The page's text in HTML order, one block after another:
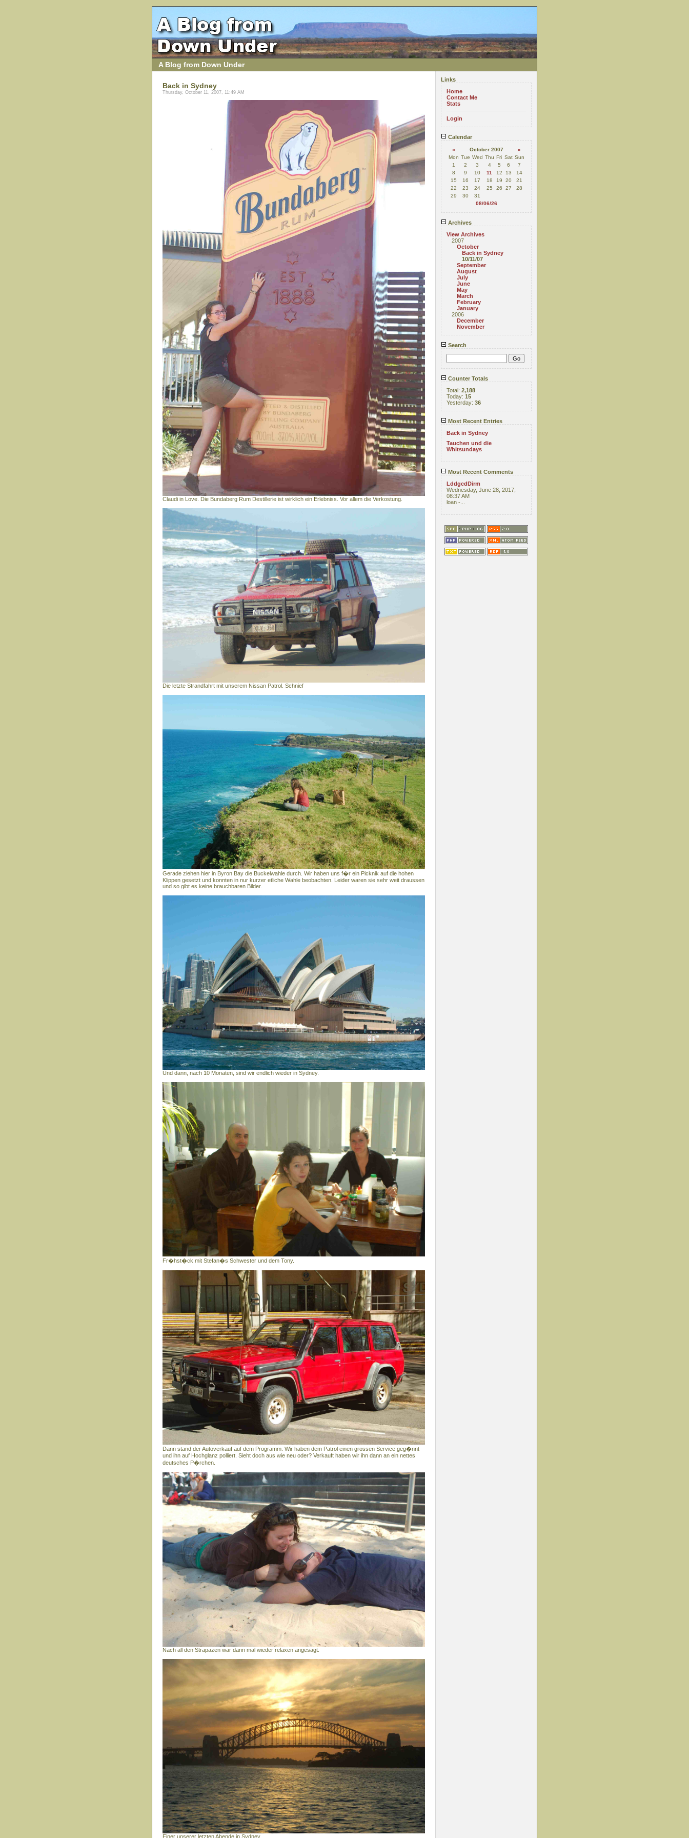
A Blog from Down Under
Back in Sydney
Thursday, October 11, 2007, 11:49 AM
Claudi in Love. Die Bundaberg Rum Destillerie ist wirklich ein Erlebniss. Vor allem die Verkostung.
Die letzte Strandfahrt mit unserem Nissan Patrol. Schnief
Gerade ziehen hier in Byron Bay die Buckelwahle durch. Wir haben uns f�r ein Picknik auf die hohen
Klippen gesetzt und konnten in nur kurzer etliche Wahle beobachten. Leider waren sie sehr weit draussen
und so gibt es keine brauchbaren Bilder.
Und dann, nach 10 Monaten, sind wir endlich wieder in Sydney.
Fr�hst�ck mit Stefan�s Schwester und dem Tony.
Dann stand der Autoverkauf auf dem Programm. Wir haben dem Patrol einen grossen Service geg�nnt
und ihn auf Hochglanz polliert. Sieht doch aus wie neu oder? Verkauft haben wir ihn dann an ein nettes
deutsches P�rchen.
Nach all den Strapazen war dann mal wieder relaxen angesagt.
Einer unserer letzten Abende in Sydney.
Links
Home
Contact Me
Stats
Login
Calendar
« October 2007
»
Mon Tue Wed Thu Fri Sat Sun
1
2 3 4 5 6
7
8
9 10 11 12 13
14
15
16 17 18 19 20
21
22
23 24 25 26 27
28
29
30
31
08/06/26
Archives
View Archives
2007
October
Back in Sydney
10/11/07
September
August
July
June
May
March
February
January
2006
December
November
Search
Counter Totals
Total: 2,188
Today: 15
Yesterday: 36
Most Recent Entries
Back in Sydney
Tauchen und die
Whitsundays
Most Recent Comments
LddgcdDirm
Wednesday, June 28, 2017,
08:37 AM
loan -...